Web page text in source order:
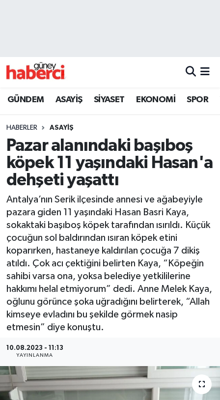
GÜNDEM ASAYİŞ SİYASET EKONOMİ SPOR
HABERLER ASAYİŞ
Pazar alanındaki başıboş
köpek 11 yaşındaki Hasan'a
dehşeti yaşattı
Antalya’nın Serik ilçesinde annesi ve ağabeyiyle
pazara giden 11 yaşındaki Hasan Basri Kaya,
sokaktaki başıboş köpek tarafından ısırıldı. Küçük
çocuğun sol baldırından ısıran köpek etini
koparırken, hastaneye kaldırılan çocuğa 7 dikiş
atıldı. Çok acı çektiğini belirten Kaya, “Köpeğin
sahibi varsa ona, yoksa belediye yetkililerine
hakkımı helal etmiyorum” dedi. Anne Melek Kaya,
oğlunu görünce şoka uğradığını belirterek, “Allah
kimseye evladını bu şekilde görmek nasip
etmesin” diye konuştu.
10.08.2023 - 11:13
YAYINLANMA
Beyoğlu Trafik Yoğunluk Haritası
Son Dakika Haberleri
Haber Arşivi